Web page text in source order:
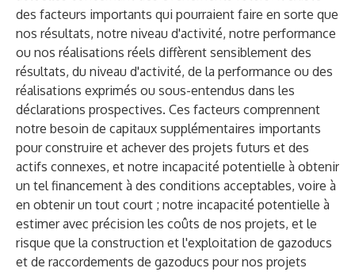
des facteurs importants qui pourraient faire en sorte que
nos résultats, notre niveau d'activité, notre performance
ou nos réalisations réels diffèrent sensiblement des
résultats, du niveau d'activité, de la performance ou des
réalisations exprimés ou sous-entendus dans les
déclarations prospectives. Ces facteurs comprennent
notre besoin de capitaux supplémentaires importants
pour construire et achever des projets futurs et des
actifs connexes, et notre incapacité potentielle à obtenir
un tel financement à des conditions acceptables, voire à
en obtenir un tout court ; notre incapacité potentielle à
estimer avec précision les coûts de nos projets, et le
risque que la construction et l'exploitation de gazoducs
et de raccordements de gazoducs pour nos projets